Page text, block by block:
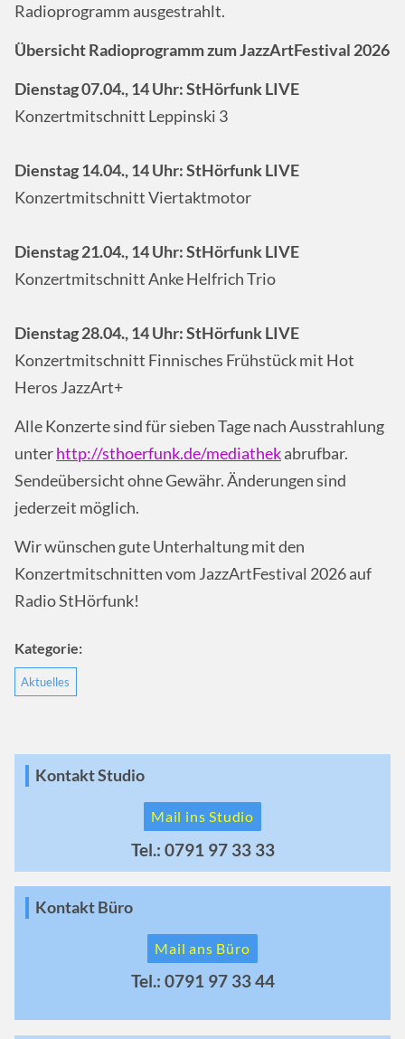
Radioprogramm ausgestrahlt.
ÜbersichtRadioprogramm zum JazzArtFestival 2026
Dienstag 07.04., 14Uhr: StHörfunk LIVE
Konzertmitschnitt Leppinski 3
Dienstag 14.04., 14Uhr: StHörfunk LIVE
Konzertmitschnitt Viertaktmotor
Dienstag 21.04., 14Uhr: StHörfunk LIVE
Konzertmitschnitt Anke Helfrich Trio
Dienstag 28.04., 14Uhr: StHörfunk LIVE
Konzertmitschnitt Finnisches Frühstück mit Hot
Heros JazzArt+
Alle Konzerte sind für sieben Tage nach Ausstrahlung
unterhttp://sthoerfunk.de/mediathekabrufbar.
Sendeübersicht ohne Gewähr. Änderungen sind
jederzeit möglich.
Wir wünschen gute Unterhaltung mit den
Konzertmitschnitten vom JazzArtFestival 2026 auf
Radio StHörfunk!
Kategorie:
Aktuelles
Kontakt Studio
Mail ins Studio
Tel.: 0791 97 33 33
Kontakt Büro
Mail ans Büro
Tel.: 0791 97 33 44